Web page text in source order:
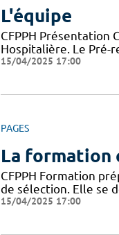
L'équipe
CFPPH Présentation
Hospitalière. Le Pré-
15/04/2025 17:00
PAGES
La formation
CFPPH Formation
de sélection. Elle se
15/04/2025 17:00